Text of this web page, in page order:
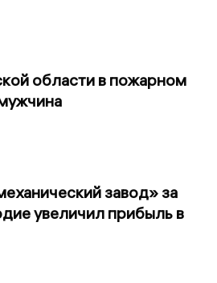
области в пожарном
завод» за
увеличил прибыль в